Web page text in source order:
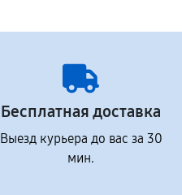
Бесплатная доставка
Выезд курьера до вас за 30
мин.